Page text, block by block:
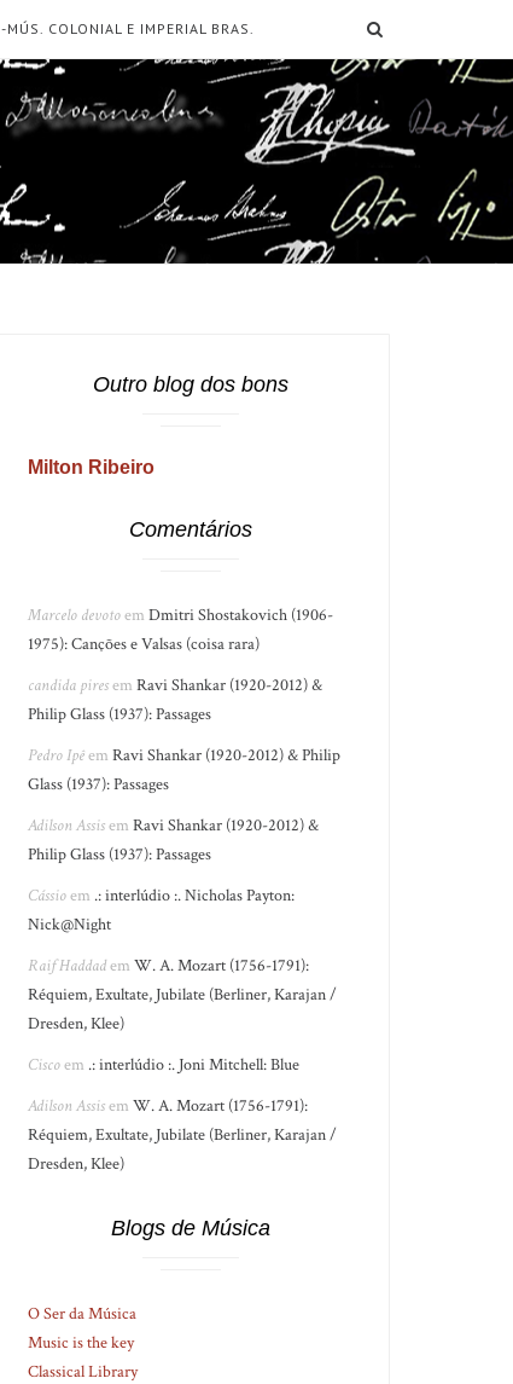
-MÚS. COLONIAL E IMPERIAL BRAS.
Outro blog dos bons
Milton Ribeiro
Comentários
Marcelo devotoemDmitri Shostakovich (1906-
1975): Canções e Valsas (coisa rara)
candida piresemRavi Shankar (1920-2012) &
Philip Glass (1937): Passages
Pedro IpêemRavi Shankar (1920-2012) & Philip
Glass (1937): Passages
Adilson AssisemRavi Shankar (1920-2012) &
Philip Glass (1937): Passages
Cássioem .: interlúdio :. Nicholas Payton:
Nick@Night
Raif HaddademW. A. Mozart (1756-1791):
Réquiem, Exultate, Jubilate (Berliner, Karajan /
Dresden, Klee)
Ciscoem .: interlúdio :. Joni Mitchell: Blue
Adilson AssisemW. A. Mozart (1756-1791):
Réquiem, Exultate, Jubilate (Berliner, Karajan /
Dresden, Klee)
Blogs de Música
O Ser da Música
Music is the key
Classical Library